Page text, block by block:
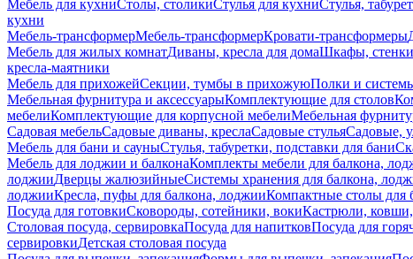
Мебель для кухниСтолы, столикиСтулья для кухниСтулья,
кухни
Мебель-трансформерМебель-трансформерКровати-трансформеры
Мебель для жилых комнатДиваны, кресла для домаШкафы,
кресла-маятники
Мебель для прихожейСекции, тумбы в прихожуюПолки и
Мебельная фурнитура и аксессуарыКомплектующие для столов
мебелиКомплектующие для корпусной мебелиМебельная
Садовая мебельСадовые диваны, креслаСадовые стульяСадовые,
Мебель для бани и сауныСтулья, табуретки, подставки для бани
Мебель для лоджии и балконаКомплекты мебели для балкона,
лоджииДверцы жалюзийныеСистемы хранения для балкона,
лоджииКресла, пуфы для балкона, лоджииКомпактные столы для
Посуда для готовкиСковороды, сотейники, вокиКастрюли,
Столовая посуда, сервировкаПосуда для напитковПосуда для
сервировкиДетская столовая посуда